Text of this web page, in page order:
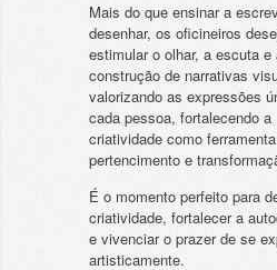
Mais do que ensinar a
desenhar, os oficineiros
estimular o olhar, a escuta e
construção de narrativas
valorizando as expressões
cada pessoa, fortalecendo a
criatividade como
pertencimento e
É o momento perfeito para
criatividade, fortalecer a
e vivenciar o prazer de se
artisticamente.